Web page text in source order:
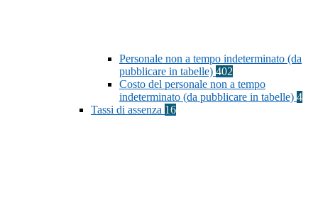
Personale non a tempo indeterminato (da
pubblicare in tabelle) 402
Costo del personale non a tempo
indeterminato (da pubblicare in tabelle) 4
Tassi di assenza 16